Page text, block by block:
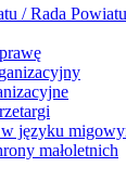
/ Rada Powiatu
języku
małoletnich